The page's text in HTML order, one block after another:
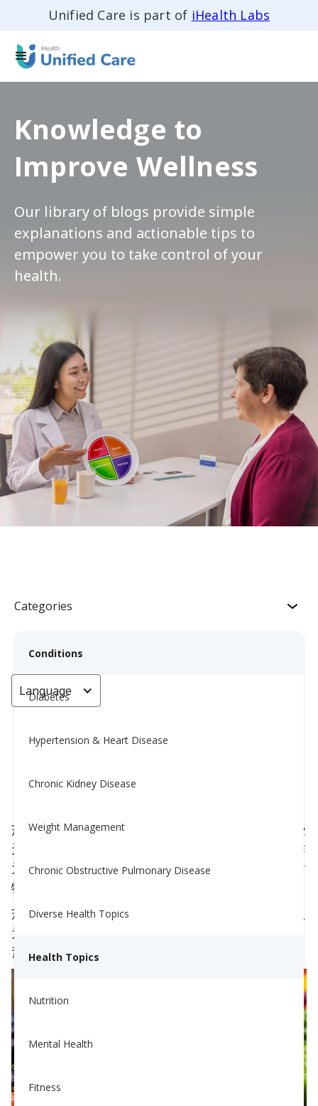
Unified Care is part of iHealth Labs
Knowledge to
Improve Wellness
Our library of blogs provide simple
explanations and actionable tips to
empower you to take control of your
health.
Categories
Conditions
Diabetes
Hypertension & Heart Disease
Chronic Kidney Disease
Weight Management
Chronic Obstructive Pulmonary Disease
Diverse Health Topics
Health Topics
Nutrition
Mental Health
Fitness
Language
茄科植物：炒作还是保健？
Nina Ghamrawi, MS, RD, CDE
茄科植物是一个植物类别，特别是那些含有高量某些
天然化合物（称为生物碱）的植物。生物碱是植物作
为对抗草食动物和昆虫的防御机制而产生的次级代谢
物。
茄科植物包括西红柿、辣椒、茄子和土豆，通常被认
为是均衡营养饮食的一部分。 它们提供必要的营养
素，包括维生素、矿物质和抗氧化剂。